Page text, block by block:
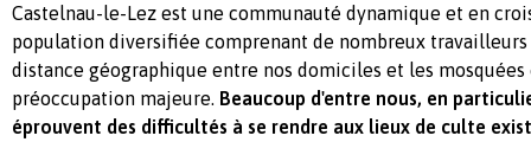
Castelnau-le-Lez est une communauté dynamique et en
population diversifiée comprenant de nombreux
distance géographique entre nos domiciles et les
préoccupation majeure. Beaucoup d'entre nous, en
éprouvent des difficultés à se rendre aux lieux de culte